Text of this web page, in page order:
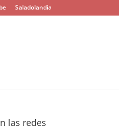
Saladolandia
las redes